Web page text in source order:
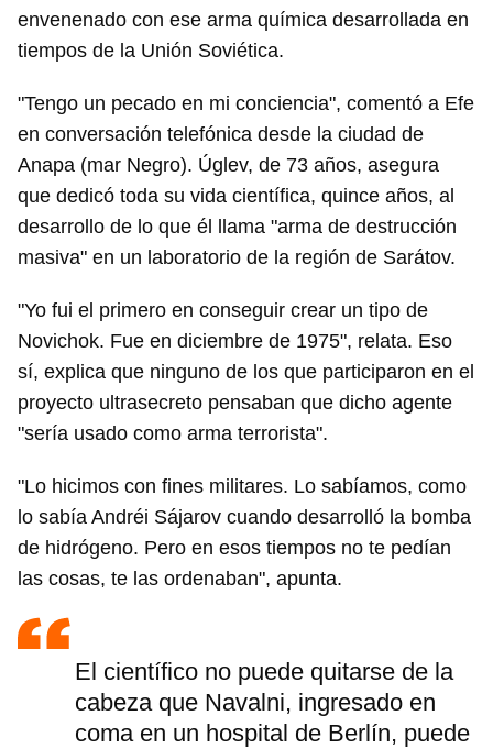
envenenado con ese arma química desarrollada en
tiempos de la Unión Soviética.
"Tengo un pecado en mi conciencia", comentó a Efe
en conversación telefónica desde la ciudad de
Anapa (mar Negro). Úglev, de 73 años, asegura
que dedicó toda su vida científica, quince años, al
desarrollo de lo que él llama "arma de destrucción
masiva" en un laboratorio de la región de Sarátov.
"Yo fui el primero en conseguir crear un tipo de
Novichok. Fue en diciembre de 1975", relata. Eso
sí, explica que ninguno de los que participaron en el
proyecto ultrasecreto pensaban que dicho agente
"sería usado como arma terrorista".
"Lo hicimos con fines militares. Lo sabíamos, como
lo sabía Andréi Sájarov cuando desarrolló la bomba
de hidrógeno. Pero en esos tiempos no te pedían
las cosas, te las ordenaban", apunta.
El científico no puede quitarse de la
cabeza que Navalni, ingresado en
coma en un hospital de Berlín, puede